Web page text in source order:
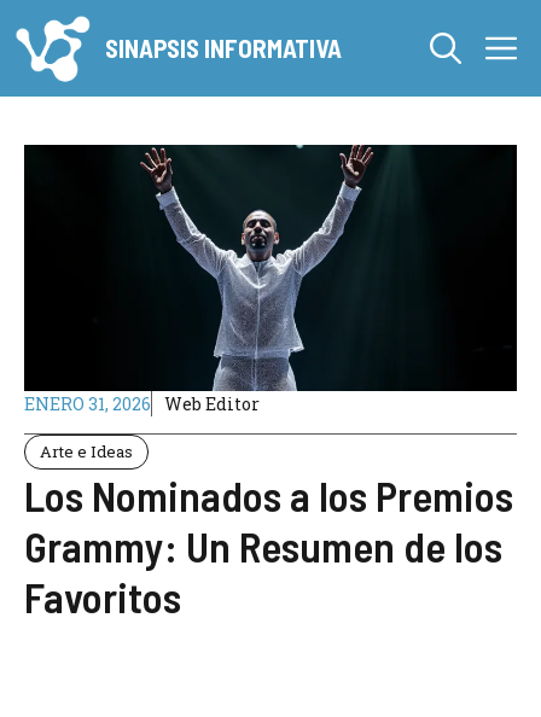
al
contenido
SINAPSIS INFORMATIVA
ENERO 31, 2026 Web Editor
Arte e Ideas
Los Nominados a los Premios
Grammy: Un Resumen de los
Favoritos